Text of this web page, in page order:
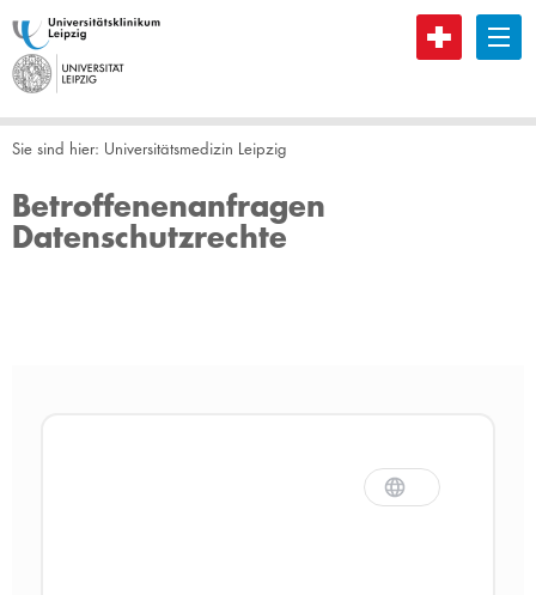
B
Sie sind hier: Universitätsmedizin Leipzig
Betroffenenanfragen
Datenschutzrechte